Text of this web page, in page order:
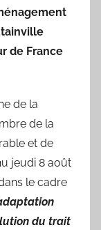
de France
de la
de la
et de
jeudi 8 août
le cadre
du trait